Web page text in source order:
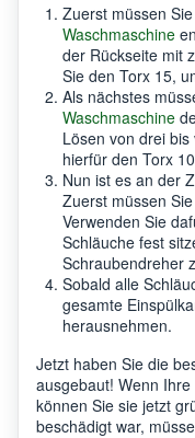
Zuerst müssen
Waschmaschine
der Rückseite mit
Sie den Torx 15,
Als nächstes
Waschmaschine
Lösen von drei
hierfür den Torx
Nun ist es an der
Zuerst müssen
Verwenden Sie
Schläuche fest
Schraubendreher
Sobald alle
gesamte
herausnehmen.
Jetzt haben Sie die
ausgebaut! Wenn
können Sie sie jetzt
beschädigt war,